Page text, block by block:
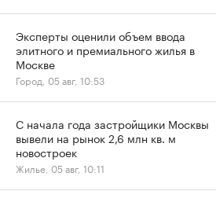
Эксперты оценили объем ввода
элитного и премиального жилья в
Москве
Город, 05 авг, 10:53
С начала года застройщики Москвы
вывели на рынок 2,6 млн кв. м
новостроек
Жилье, 05 авг, 10:11